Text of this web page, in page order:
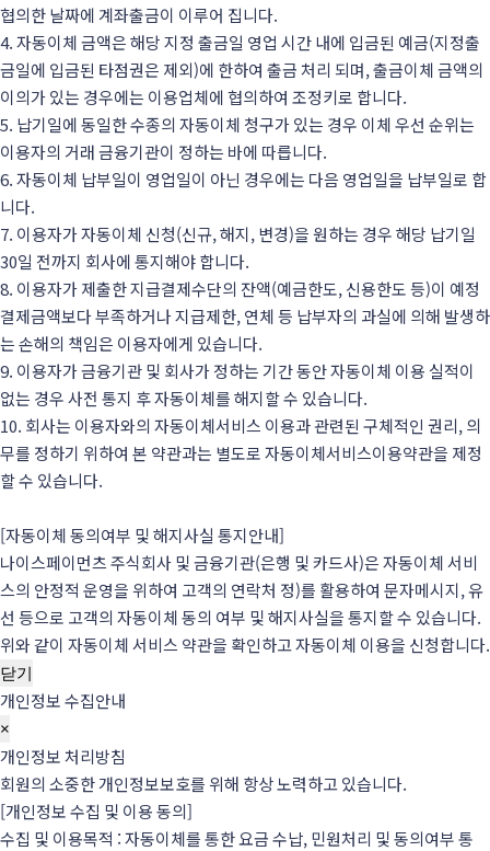
협의한 날짜에 계좌출금이 이루어 집니다.
4. 자동이체 금액은 해당 지정 출금일 영업 시간 내에 입금된 예금(지정출
금일에 입금된 타점권은 제외)에 한하여 출금 처리 되며, 출금이체 금액의
이의가 있는 경우에는 이용업체에 협의하여 조정키로 합니다.
5. 납기일에 동일한 수종의 자동이체 청구가 있는 경우 이체 우선 순위는
이용자의 거래 금융기관이 정하는 바에 따릅니다.
6. 자동이체 납부일이 영업일이 아닌 경우에는 다음 영업일을 납부일로 합
니다.
7. 이용자가 자동이체 신청(신규, 해지, 변경)을 원하는 경우 해당 납기일
30일 전까지 회사에 통지해야 합니다.
8. 이용자가 제출한 지급결제수단의 잔액(예금한도, 신용한도 등)이 예정
결제금액보다 부족하거나 지급제한, 연체 등 납부자의 과실에 의해 발생하
는 손해의 책임은 이용자에게 있습니다.
9. 이용자가 금융기관 및 회사가 정하는 기간 동안 자동이체 이용 실적이
없는 경우 사전 통지 후 자동이체를 해지할 수 있습니다.
10. 회사는 이용자와의 자동이체서비스 이용과 관련된 구체적인 권리, 의
무를 정하기 위하여 본 약관과는 별도로 자동이체서비스이용약관을 제정
할 수 있습니다.
[자동이체 동의여부 및 해지사실 통지안내]
나이스페이먼츠 주식회사 및 금융기관(은행 및 카드사)은 자동이체 서비
스의 안정적 운영을 위하여 고객의 연락처 정)를 활용하여 문자메시지, 유
선 등으로 고객의 자동이체 동의 여부 및 해지사실을 통지할 수 있습니다.
위와 같이 자동이체 서비스 약관을 확인하고 자동이체 이용을 신청합니다.
닫기
개인정보 수집안내
×
개인정보 처리방침
회원의 소중한 개인정보보호를 위해 항상 노력하고 있습니다.
[개인정보 수집 및 이용 동의]
수집 및 이용목적 : 자동이체를 통한 요금 수납, 민원처리 및 동의여부 통